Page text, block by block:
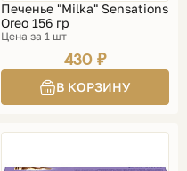
Печенье "Milka" Sensations
Oreo 156 гр
Цена за 1 шт
430 ₽